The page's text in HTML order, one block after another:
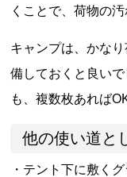
くことで、荷物の
キャンプは、かな
備しておくと良い
も、複数枚あれば
他の使い道と
・テント下に敷く